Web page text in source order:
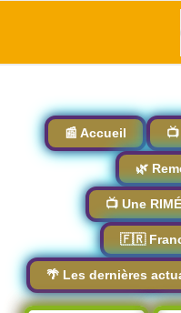
📰 Accueil
🌿
📺 Une
🇫🇷
🌴 Les dernières